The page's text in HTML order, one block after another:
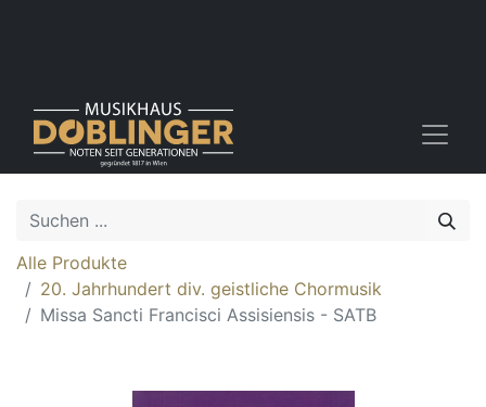
Alle Produkte
20. Jahrhundert div. geistliche Chormusik
Missa Sancti Francisci Assisiensis - SATB